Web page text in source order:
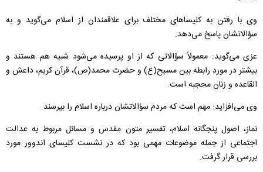
وی با رفتن به کلیساهای مختلف برای علاقمندان از اسلام می‌گوید و به
سؤالاتشان پاسخ می‌دهد.
عزی می‌گوید: معمولاً سؤالاتی که از او پرسیده می‌شود شبیه هم هستند و
بیشتر در مورد رابطه بین مسیح(ع) و حضرت محمد(ص)، قرآن کریم، داعش و
القاعده و زنان محجبه است.
ویمی‌افزاید: مهم است که مردم سؤالاتشان درباره اسلام را بپرسند.
نماز، اصول پنجگانه اسلام، تفسیر متون مقدس و مسائل مربوط به عدالت
اجتماعی از جمله موضوعات مهمی بود که در نشست کلیسای اندوور مورد
بررسی قرار گرفت.